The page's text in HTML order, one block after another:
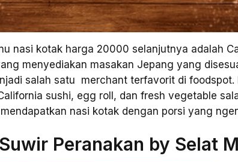
nasi kotak harga 20000 selanjutnya adalah
menyediakan masakan Jepang yang
salah satu merchant terfavorit di foodspot.
sushi, egg roll, dan fresh vegetable
nasi kotak dengan porsi yang
Peranakan by Selat